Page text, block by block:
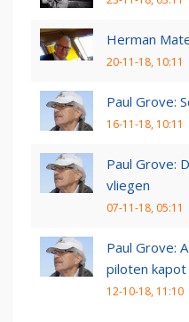
Herman
20-11-18, 10:11
Paul Grove:
16-11-18, 10:11
Paul Grove:
vliegen
07-11-18, 05:11
Paul Grove:
piloten kapot
12-10-18, 11:10